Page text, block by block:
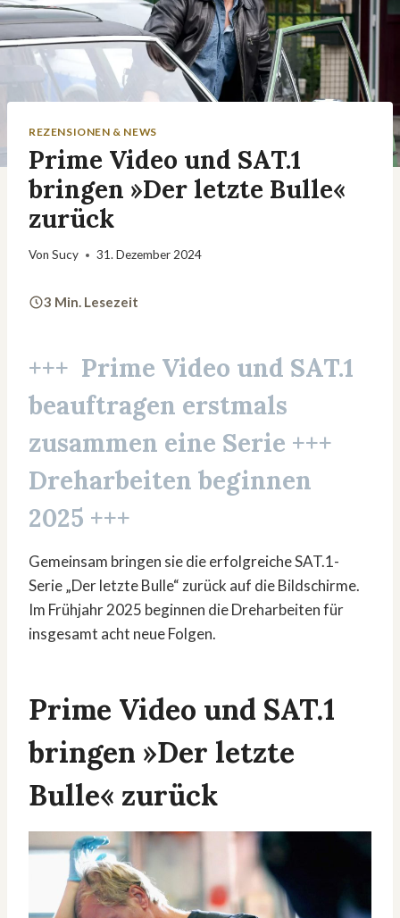
REZENSIONEN & NEWS
Prime Video und SAT.1
bringen »Der letzte Bulle«
zurück
Von Sucy 31. Dezember 2024
3 Min. Lesezeit
+++ Prime Video und SAT.1
beauftragen erstmals
zusammen eine Serie +++
Dreharbeiten beginnen
2025 +++
Gemeinsam bringen sie die erfolgreiche SAT.1-
Serie „Der letzte Bulle“ zurück auf die Bildschirme.
Im Frühjahr 2025 beginnen die Dreharbeiten für
insgesamt acht neue Folgen.
Prime Video und SAT.1
bringen »Der letzte
Bulle« zurück